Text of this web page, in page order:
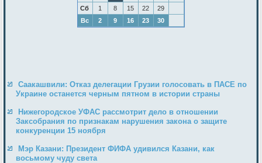
Сб
1 8 15 22
29
Вс
2 9 16 23 30
Саакашвили: Отказ делегации Грузии голосовать в ПАСЕ по
Украине останется черным пятном в истории страны
Нижегородское УФАС рассмотрит дело в отношении
Заксобрания по признакам нарушения закона о защите
конкуренции 15 ноября
Мэр Казани: Президент ФИФА удивился Казани, как
восьмому чуду света